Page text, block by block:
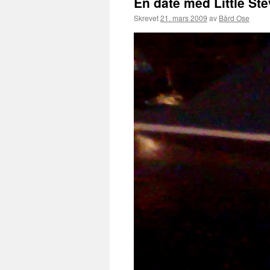
Skrevet21. mars 2009 av Bård Ose